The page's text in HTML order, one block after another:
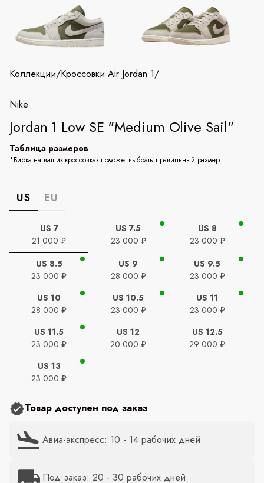
Коллекции/Кроссовки Air Jordan 1/
Nike
Jordan 1 Low SE "Medium Olive Sail"
Таблица размеров
*Бирка на ваших кроссовках поможет выбрать правильный размер
US EU
US 7
21 000 ₽
US 7.5
23 000 ₽
US 8
23 000 ₽
US 8.5
23 000 ₽
US 9
28 000 ₽
US 9.5
23 000 ₽
US 10
28 000 ₽
US 10.5
23 000 ₽
US 11
23 000 ₽
US 11.5
23 000 ₽
US 12
20 000 ₽
US 12.5
29 000 ₽
US 13
23 000 ₽
Товар доступен под заказ
Авиа-экспресс: 10 - 14 рабочих дней
Под заказ: 20 - 30 рабочих дней